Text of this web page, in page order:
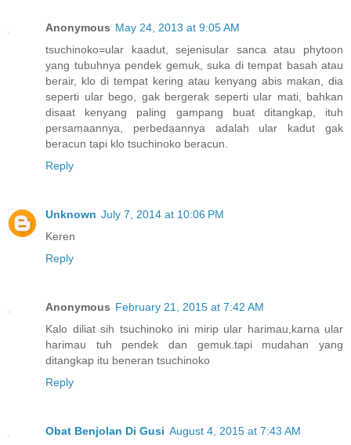
Anonymous May 24, 2013 at 9:05 AM
tsuchinoko=ular kaadut, sejenisular sanca atau phytoon
yang tubuhnya pendek gemuk, suka di tempat basah atau
berair, klo di tempat kering atau kenyang abis makan, dia
seperti ular bego, gak bergerak seperti ular mati, bahkan
disaat kenyang paling gampang buat ditangkap, ituh
persamaannya, perbedaannya adalah ular kadut gak
beracun tapi klo tsuchinoko beracun.
Reply
Unknown July 7, 2014 at 10:06 PM
Keren
Reply
Anonymous February 21, 2015 at 7:42 AM
Kalo diliat sih tsuchinoko ini mirip ular harimau,karna ular
harimau tuh pendek dan gemuk.tapi mudahan yang
ditangkap itu beneran tsuchinoko
Reply
Obat Benjolan Di Gusi August 4, 2015 at 7:43 AM